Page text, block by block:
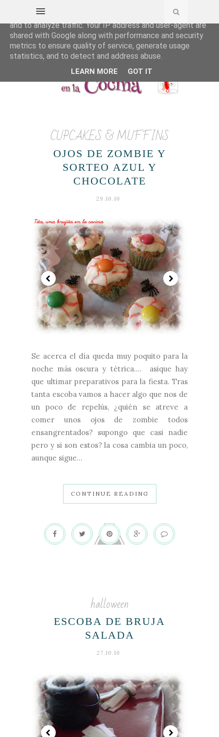
CUPCAKES & MUFFINS
OJOS DE ZOMBIE Y
SORTEO AZUL Y
CHOCOLATE
29.10.10
Se acerca el día queda muy poquito para la
noche más oscura y tétrica.... asique hay
que ultimar preparativos para la fiesta. Tras
tanta escoba vamos a hacer algo que nos de
un poco de repelús, ¿quién se atreve a
comer unos ojos de zombie todos
ensangrentados? supongo que casi nadie
pero y si son estos? la cosa cambia un poco,
aunque sigue...
CONTINUE READING
halloween
ESCOBA DE BRUJA
SALADA
27.10.10
This site uses cookies from Google to deliver its services
and to analyze traffic. Your IP address and user-agent are
shared with Google along with performance and security
metrics to ensure quality of service, generate usage
statistics, and to detect and address abuse.
LEARN MORE GOT IT